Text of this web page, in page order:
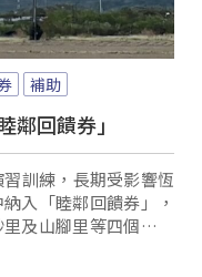
補助
鄰回饋券」
訓練，長期受影響恆
入「睦鄰回饋券」，
及山腳里等四個里，
意。